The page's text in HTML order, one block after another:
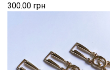
300.00 грн